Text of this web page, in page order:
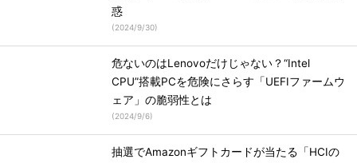
惑
(2024/9/30)
危ないのはLenovoだけじゃない？“Intel
CPU”搭載PCを危険にさらす「UEFIファームウ
ェア」の脆弱性とは
(2024/9/6)
抽選でAmazonギフトカードが当たる「HCIの